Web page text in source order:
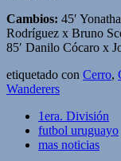
Cambios: 45′
Rodríguez x Bruno
85′ Danilo Cócaro x
etiquetado con Cerro,
Wanderers
1era. División
futbol uruguayo
mas noticias